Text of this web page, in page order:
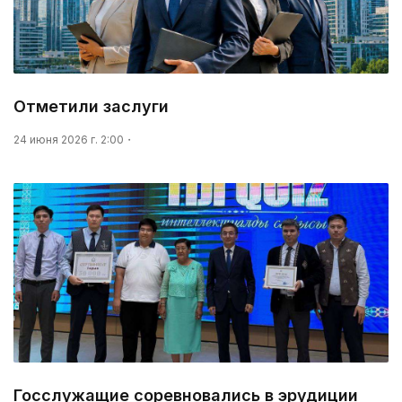
Отметили заслуги
24 июня 2026 г. 2:00
Госслужащие соревновались в эрудиции